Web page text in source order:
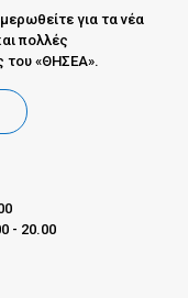
για τα νέα
πολλές
του «ΘΗΣΕΑ».
- 20.00